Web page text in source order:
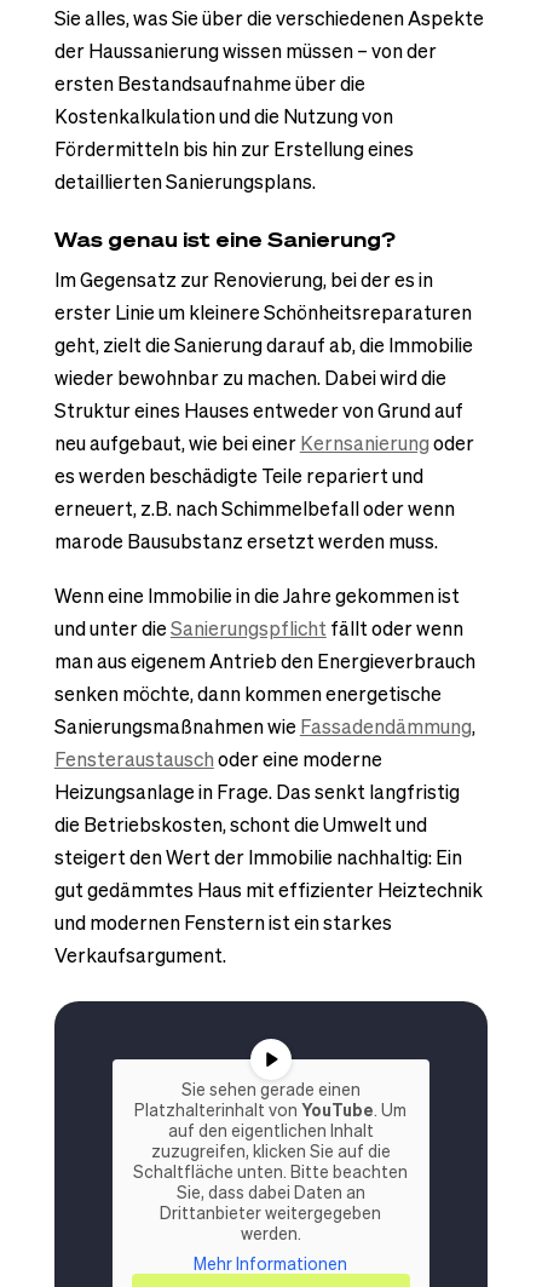
Sie alles, was Sie über die verschiedenen Aspekte
der Haussanierung wissen müssen – von der
ersten Bestandsaufnahme über die
Kostenkalkulation und die Nutzung von
Fördermitteln bis hin zur Erstellung eines
detaillierten Sanierungsplans.
Was genau ist eine Sanierung?
Im Gegensatz zur Renovierung, bei der es in
erster Linie um kleinere Schönheitsreparaturen
geht, zielt die Sanierung darauf ab, die Immobilie
wieder bewohnbar zu machen. Dabei wird die
Struktur eines Hauses entweder von Grund auf
neu aufgebaut, wie bei einerKernsanierungoder
es werden beschädigte Teile repariert und
erneuert, z.B. nach Schimmelbefall oder wenn
marode Bausubstanz ersetzt werden muss.
Wenn eine Immobilie in die Jahre gekommen ist
und unter dieSanierungspflichtfällt oder wenn
man aus eigenem Antrieb den Energieverbrauch
senken möchte, dann kommen energetische
Sanierungsmaßnahmen wie Fassadendämmung,
Fensteraustauschoder eine moderne
Heizungsanlage in Frage. Das senkt langfristig
die Betriebskosten, schont die Umwelt und
steigert den Wert der Immobilie nachhaltig: Ein
gut gedämmtes Haus mit effizienter Heiztechnik
und modernen Fenstern ist ein starkes
Verkaufsargument.
Sie sehen gerade einen
Platzhalterinhalt vonYouTube. Um
auf den eigentlichen Inhalt
zuzugreifen, klicken Sie auf die
Schaltfläche unten. Bitte beachten
Sie, dass dabei Daten an
Drittanbieter weitergegeben
werden.
Mehr Informationen